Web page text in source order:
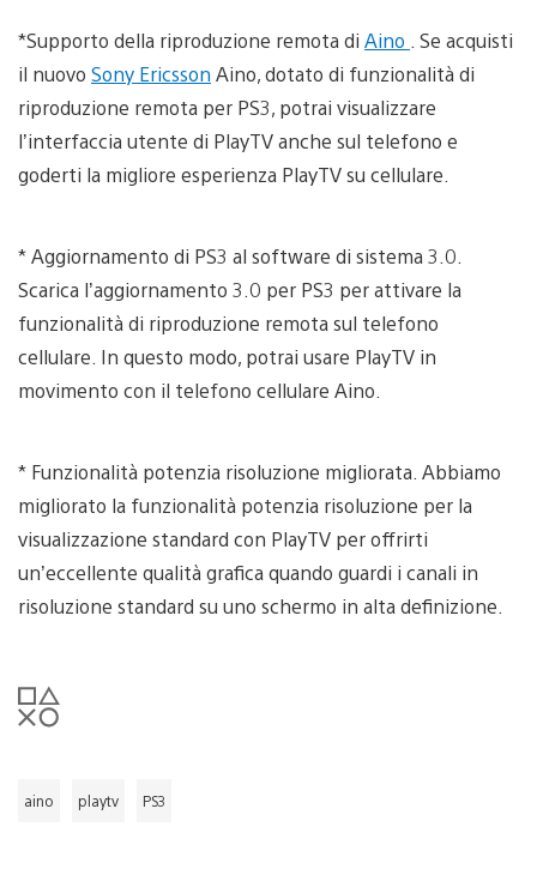
*Supporto della riproduzione remota di Aino
. Se acquisti
il nuovo Sony Ericsson Aino, dotato di funzionalità di
riproduzione remota per PS3, potrai visualizzare
l’interfaccia utente di PlayTV anche sul telefono e
goderti la migliore esperienza PlayTV su cellulare.
* Aggiornamento di PS3 al software di sistema 3.0.
Scarica l’aggiornamento 3.0 per PS3 per attivare la
funzionalità di riproduzione remota sul telefono
cellulare. In questo modo, potrai usare PlayTV in
movimento con il telefono cellulare Aino.
* Funzionalità potenzia risoluzione migliorata. Abbiamo
migliorato la funzionalità potenzia risoluzione per la
visualizzazione standard con PlayTV per offrirti
un’eccellente qualità grafica quando guardi i canali in
risoluzione standard su uno schermo in alta definizione.
aino playtv PS3